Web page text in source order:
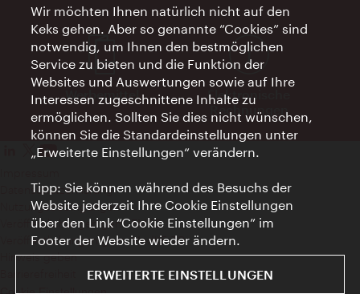
Werbemittel
Elektronische
Rechnungen
Datenschutzerklärung
Nutzungsbedingungen
Veröffentlichungen gem. EMFG
Veröffentlichungen gem. MedKF‑TG
Hinweis geben
Wir möchten Ihnen natürlich nicht auf den
Keks gehen. Aber so genannte “Cookies” sind
notwendig, um Ihnen den bestmöglichen
Service zu bieten und die Funktion der
Websites und Auswertungen sowie auf Ihre
Interessen zugeschnittene Inhalte zu
ermöglichen. Sollten Sie dies nicht wünschen,
können Sie die Standardeinstellungen unter
„Erweiterte Einstellungen“ verändern.
Tipp: Sie können während des Besuchs der
Website jederzeit Ihre Cookie Einstellungen
über den Link “Cookie Einstellungen” im
Footer der Website wieder ändern.
ERWEITERTE EINSTELLUNGEN